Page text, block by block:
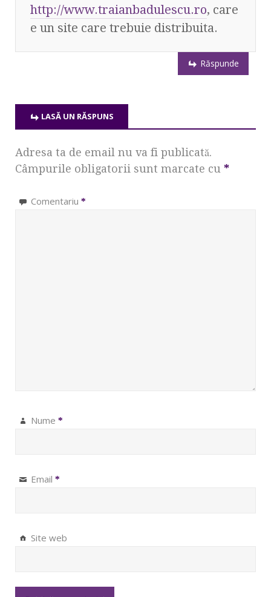
http://www.traianbadulescu.ro, care
e un site care trebuie distribuita.
Răspunde
LASĂ UN RĂSPUNS
Adresa ta de email nu va fi publicată.
Câmpurile obligatorii sunt marcate cu *
Comentariu *
Nume *
Email *
Site web